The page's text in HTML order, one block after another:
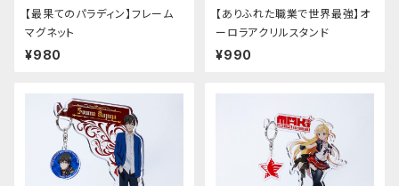
【最果てのパラディン】フレーム
マグネット
¥980
【ありふれた職業で世界最強】オ
ーロラアクリルスタンド
¥990